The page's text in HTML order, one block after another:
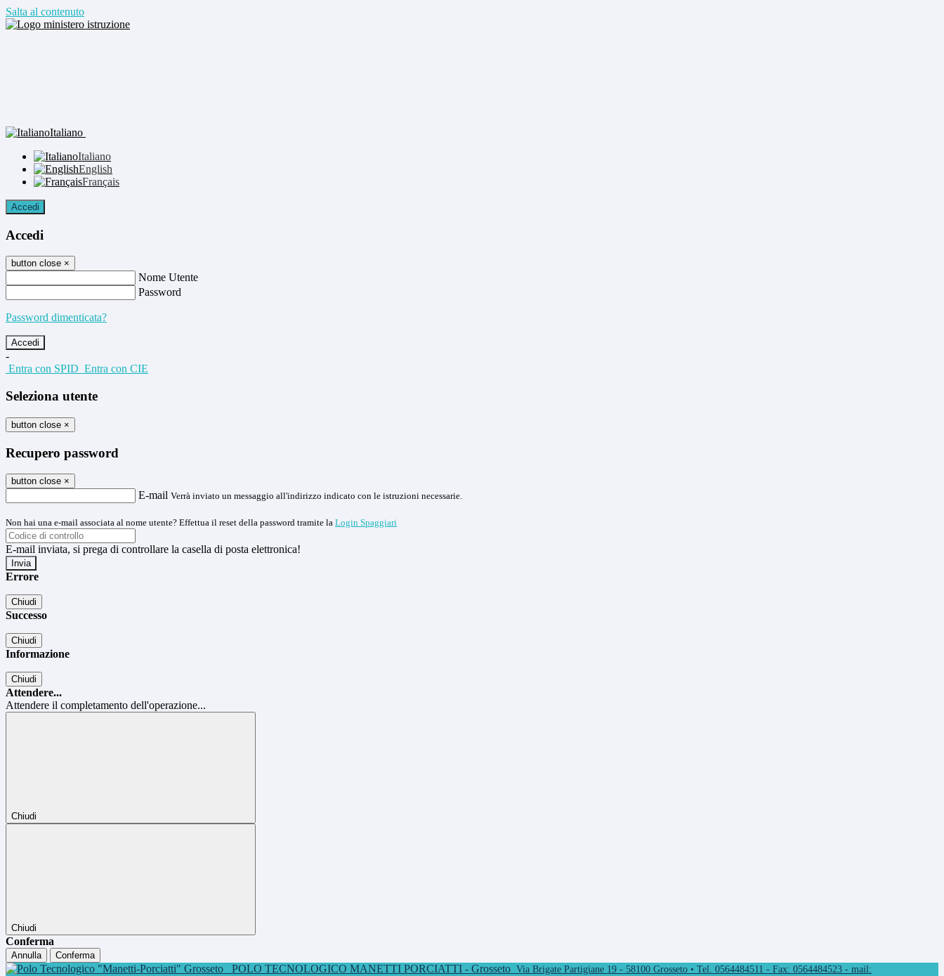
Salta al contenuto
Italiano
Italiano
English
Français
Accedi
Accedi
button close ×
Nome Utente
Password
Password dimenticata?
-
Entra con SPID Entra con CIE
Seleziona utente
button close ×
Recupero password
button close ×
E-mail Verrà inviato un messaggio all'indirizzo indicato con le istruzioni necessarie.
Non hai una e-mail associata al nome utente? Effettua il reset della password tramite la Login Spaggiari
E-mail inviata, si prega di controllare la casella di posta elettronica!
Errore
Chiudi
Successo
Chiudi
Informazione
Chiudi
Attendere...
Attendere il completamento dell'operazione...
Chiudi
Chiudi
Conferma
Annulla Conferma
POLO TECNOLOGICO MANETTI PORCIATTI - Grosseto Via Brigate Partigiane 19 - 58100 Grosseto • Tel. 0564484511 - Fax: 0564484523 - mail: